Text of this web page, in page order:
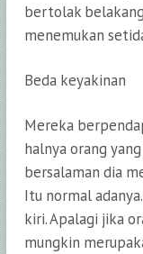
bertolak
menemukan
Beda keyakinan
Mereka
halnya orang
bersalaman dia
Itu normal
kiri. Apalagi jika
mungkin